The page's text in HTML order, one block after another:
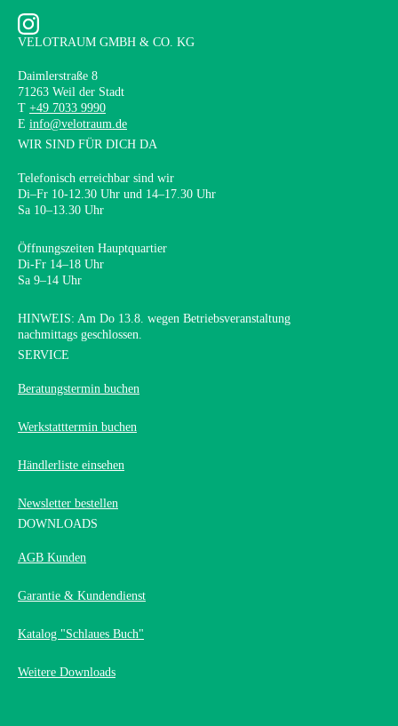
VELOTRAUM GMBH & CO. KG
Daimlerstraße 8
71263 Weil der Stadt
T +49 7033 9990
E info@velotraum.de
WIR SIND FÜR DICH DA
Telefonisch erreichbar sind wir
Di–Fr 10-12.30 Uhr und 14–17.30 Uhr
Sa 10–13.30 Uhr
Öffnungszeiten Hauptquartier
Di-Fr 14–18 Uhr
Sa 9–14 Uhr
HINWEIS: Am Do 13.8. wegen Betriebsveranstaltung
nachmittags geschlossen.
SERVICE
Beratungstermin buchen
Werkstatttermin buchen
Händlerliste einsehen
Newsletter bestellen
DOWNLOADS
AGB Kunden
Garantie & Kundendienst
Katalog "Schlaues Buch"
Weitere Downloads